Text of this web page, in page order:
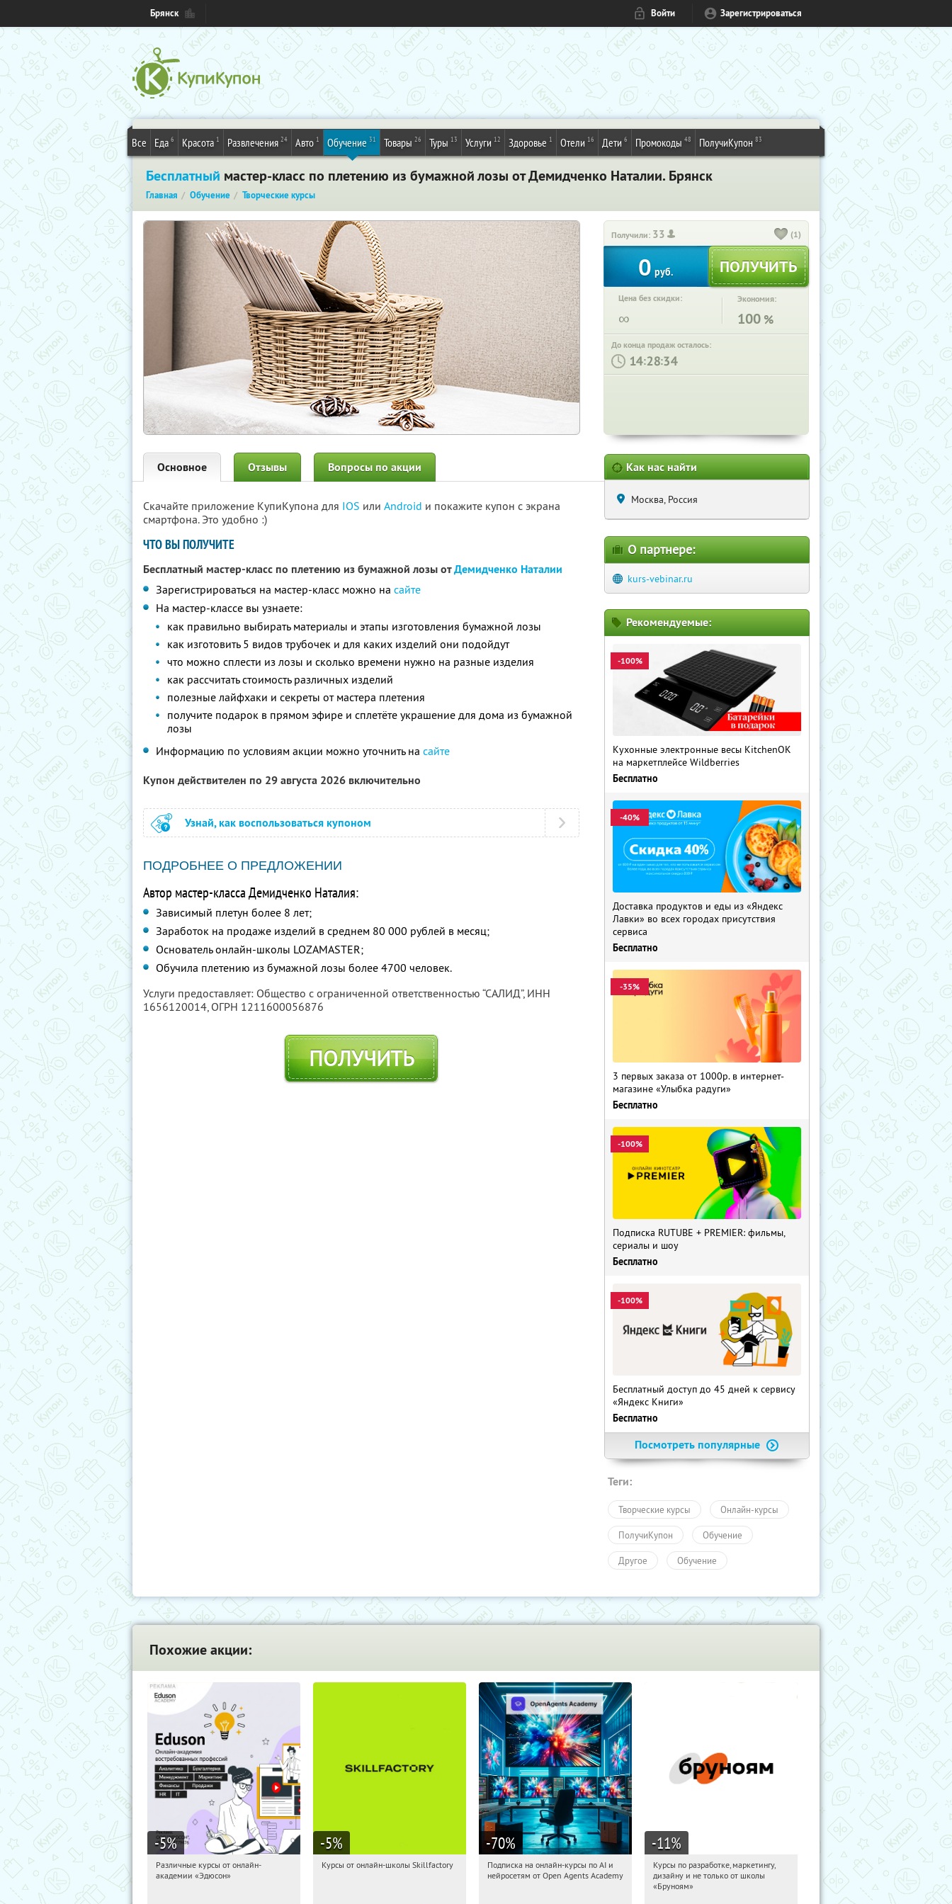
Брянск Войти Зарегистрироваться
Все Еда 6 Красота 1 Развлечения 24 Авто 1 Обучение 31 Товары 26 Туры 13 Услуги 12 Здоровье 1 Отели 16 Дети 6 Промокоды 48 ПолучиКупон 83
Бесплатный мастер-класс по плетению из бумажной лозы от Демидченко Наталии. Брянск
Главная Обучение Творческие курсы
Получили: 33 (1)
0 руб.
Цена без скидки:
∞
Экономия:
100 %
До конца продаж осталось:
: :
Основное Отзывы Вопросы по акции
Скачайте приложение КупиКупона для IOS или Android и покажите купон с экрана
смартфона. Это удобно :)
ЧТО ВЫ ПОЛУЧИТЕ
Бесплатный мастер-класс по плетению из бумажной лозы отДемидченко Наталии
Зарегистрироваться на мастер-класс можно на сайте
На мастер-классе вы узнаете:
как правильно выбирать материалы и этапы изготовления бумажной лозы
как изготовить 5 видов трубочек и для каких изделий они подойдут
что можно сплести из лозы и сколько времени нужно на разные изделия
как рассчитать стоимость различных изделий
полезные лайфхаки и секреты от мастера плетения
получите подарок в прямом эфире и сплетёте украшение для дома из бумажной
лозы
Информацию по условиям акции можно уточнить на сайте
Купон действителен по 29 августа 2026 включительно
Узнай, как воспользоваться купоном
ПОДРОБНЕЕ О ПРЕДЛОЖЕНИИ
Автор мастер-класса Демидченко Наталия:
Зависимый плетун более 8 лет;
Заработок на продаже изделий в среднем 80 000 рублей в месяц;
Основатель онлайн-школы LOZAMASTER;
Обучила плетению из бумажной лозы более 4700 человек.
Услуги предоставляет: Общество с ограниченной ответственностью “САЛИД”, ИНН
1656120014, ОГРН 1211600056876
ПОЛУЧИТЬ
Как нас найти
Москва, Россия
О партнере:
kurs-vebinar.ru
Рекомендуемые:
-100%
Кухонные электронные весы KitchenOK
на маркетплейсе Wildberries
Бесплатно
-40%
Доставка продуктов и еды из «Яндекс
Лавки» во всех городах присутствия
сервиса
Бесплатно
-35%
3 первых заказа от 1000р. в интернет-
магазине «Улыбка радуги»
Бесплатно
-100%
Подписка RUTUBE + PREMIER: фильмы,
сериалы и шоу
Бесплатно
-100%
Бесплатный доступ до 45 дней к сервису
«Яндекс Книги»
Бесплатно
Посмотреть популярные
Теги:
Творческие курсы Онлайн-курсы
ПолучиКупон Обучение
Другое Обучение
Похожие акции:
-5%
17:28:30 Получили:
Различные курсы от онлайн-
академии «Эдюсон»
-5%
17:28:30
Получи первым!
Курсы от онлайн-школы Skillfactory
-70%
17:28:30 Получили:
Подписка на онлайн-курсы по AI и
нейросетям от Open Agents Academy
-11%
17:28:30
Получи первым!
Россия
Курсы по разработке, маркетингу,
дизайну и не только от школы
«Бруноям»